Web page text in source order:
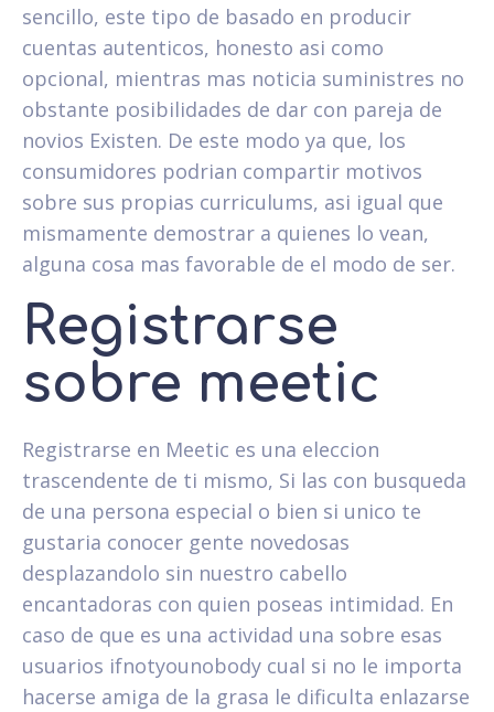
sencillo, este tipo de basado en producir
cuentas autenticos, honesto asi­ como
opcional, mientras mas noticia suministres no
obstante posibilidades de dar con pareja de
novios Existen. De este modo ya que, los
consumidores podri­an compartir motivos
sobre sus propias curriculums, asi­ igual que
mismamente demostrar a quienes lo vean,
alguna cosa mas favorable de el modo de ser.
Registrarse
sobre meetic
Registrarse en Meetic es una eleccion
trascendente de ti mismo, Si las con busqueda
de una persona especial o bien si unico te
gustaria conocer gente novedosas
desplazandolo sin nuestro cabello
encantadoras con quien poseas intimidad. En
caso de que es una actividad una sobre esas
usuarios ifnotyounobody cual si no le importa
hacerse amiga de la grasa le dificulta enlazarse